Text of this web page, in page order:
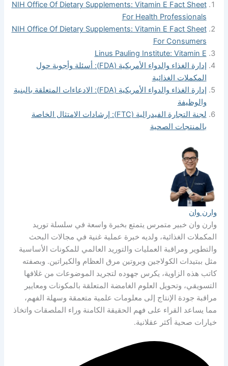
NIH Office Of Dietary Supplements: Vitamin E
For Health
NIH Office Of Dietary Supplements: Vitamin E
For
Linus Pauling Institute:
إدارة الغذاء والدواء الأمريكية (FDA): أسئلة وأجوبة حول
الغذائية
إدارة الغذاء والدواء الأمريكية (FDA): الادعاءات المتعلقة بالبنية
لجنة التجارة الفيدرالية (FTC): إرشادات الامتثال الخاصة
الصحية
متمرس يتمتع بخبرة واسعة في سلسلة توريد
ولديه خبرة عملية غنية في مجالات البحث
العمليات والتوريد العالمي للمكونات الأساسية
الكولاجين وبروتين مرق العظام والكيراتين. وبصفته
يكرس جهوده لتجريد الموضوعات من غلافها
العلوم الغامضة المتعلقة بالمكونات ومعايير
الإنتاج إلى معلومات علمية متعمقة وسهلة الفهم،
على فهم الحقيقة الكامنة وراء الملصقات واتخاذ
أكثر عقلانية.